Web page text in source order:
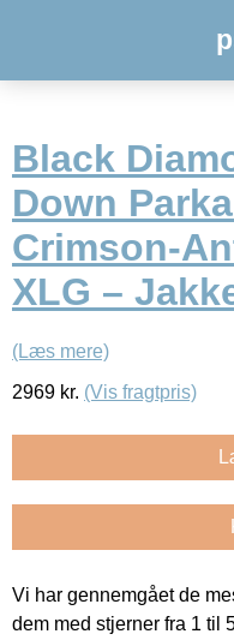
Black
Down
Crimson-
XLG –
(Læs mere)
2969 kr. (Vis fragtpris)
Vi har gennemgået de
dem med stjerner fra 1 til